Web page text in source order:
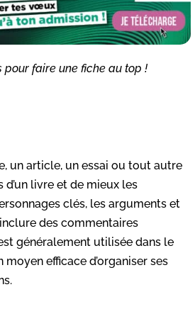
pour faire une fiche au top !
un article, un essai ou tout autre
livre et de mieux les
clés, les arguments et
des commentaires
généralement utilisée dans le
efficace d’organiser ses